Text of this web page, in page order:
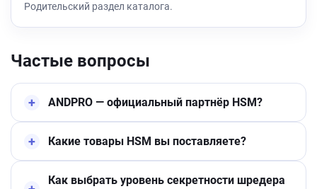
Родительский раздел каталога.
Частые вопросы
ANDPRO — официальный партнёр HSM?
Какие товары HSM вы поставляете?
Как выбрать уровень секретности шредера